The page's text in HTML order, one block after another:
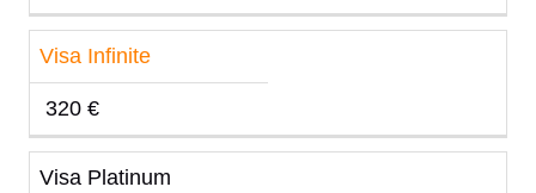
Visa Infinite
320 €
Visa Platinum